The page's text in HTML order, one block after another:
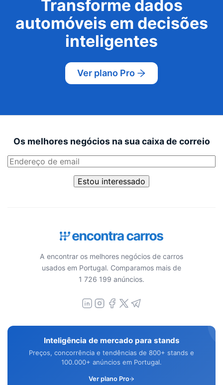
Transforme dados
automóveis em decisões
inteligentes
Ver plano Pro
Os melhores negócios na sua caixa de correio
Estou interessado
A encontrar os melhores negócios de carros
usados em Portugal. Comparamos mais de
1 726 199 anúncios.
Inteligência de mercado para stands
Preços, concorrência e tendências de 800+ stands e
100.000+ anúncios em Portugal.
Ver plano Pro